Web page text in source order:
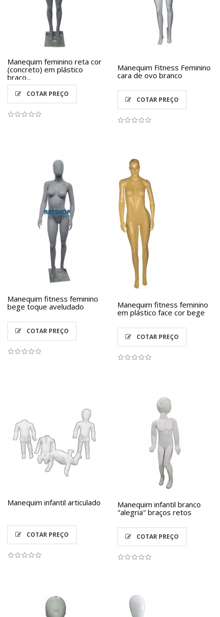
Manequim feminino reta cor
(concreto) em plástico
braço...
COTAR PREÇO
Manequim Fitness Feminino
cara de ovo branco
COTAR PREÇO
Manequim fitness feminino
bege toque aveludado
COTAR PREÇO
Manequim fitness feminino
em plástico face cor bege
COTAR PREÇO
Manequim infantil articulado
COTAR PREÇO
Manequim infantil branco
"alegria" braços retos
COTAR PREÇO